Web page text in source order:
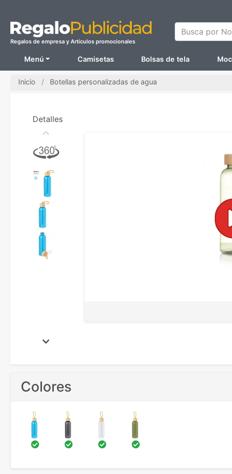
Regalos de empresa y Artículos promocionales
Busca por
Menú Camisetas Bolsas de tela
Inicio Botellas personalizadas de agua
Detalles
Colores